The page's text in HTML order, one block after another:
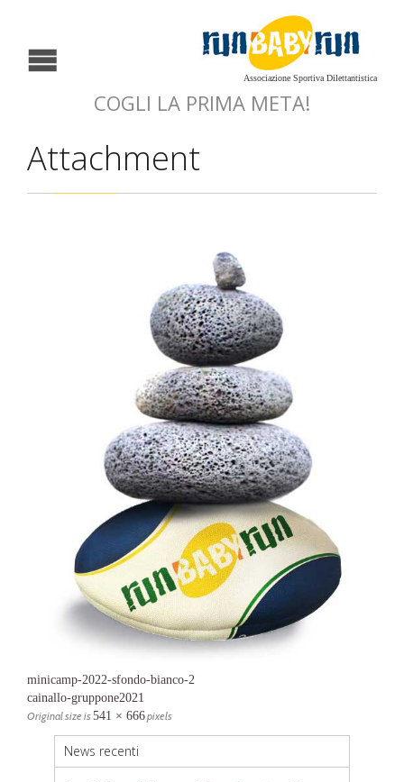
Associazione Sportiva Dilettantistica
COGLI LA PRIMA META!
Attachment
minicamp-2022-sfondo-bianco-2
cainallo-gruppone2021
Original size is541 × 666pixels
News recenti